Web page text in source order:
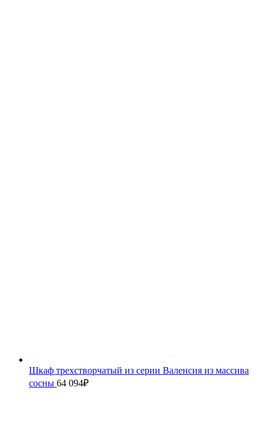
Шкаф трехстворчатый из серии Валенсия из массива
сосны 64 094₽